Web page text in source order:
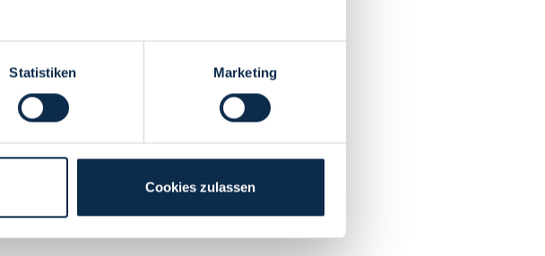
Statistiken Marketing
Cookies zulassen